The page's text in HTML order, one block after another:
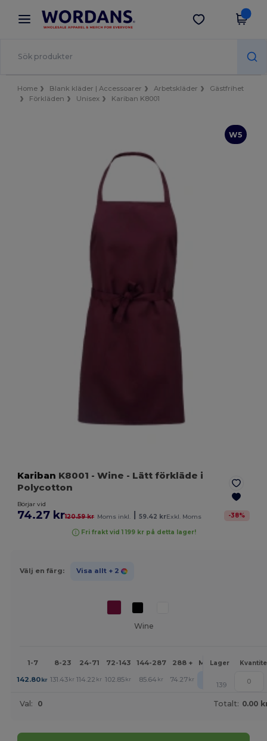
× Wordans-app
Bättre priser i appen!
Hämta app
Home Blank kläder | Accessoarer Arbetskläder
Gästfrihet
Förkläden
Unisex Kariban K8001
W5
Kariban K8001 - Wine - Lätt förkläde i
Polycotton
Börjar vid
74.27 kr120.59 kr Moms inkl. | 59.42 krExkl. Moms -38%
Fri frakt vid 1 199 kr på detta lager!
Välj en färg: Visa allt + 2
Wine
1-7 8-23 24-71 72-143 144-287 288 + MerLager
142.80kr 131.43 kr 114.22 kr 102.85 kr 85.64 kr 74.27 kr
139
Val: 0 Totalt: 0.00